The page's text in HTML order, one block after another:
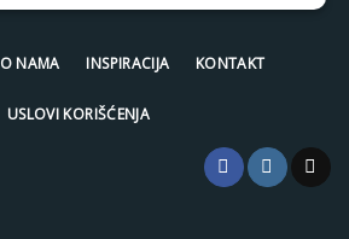
O NAMA INSPIRACIJA KONTAKT
USLOVI KORIŠĆENJA